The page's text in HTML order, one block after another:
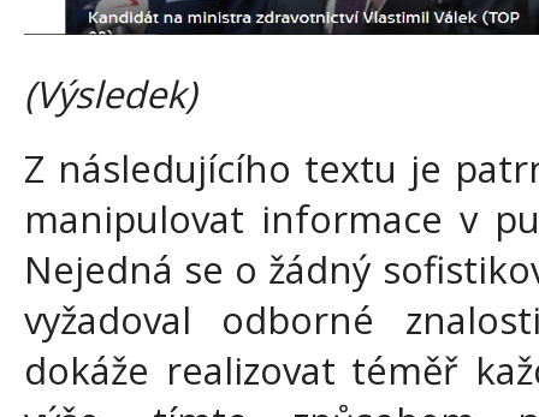
(Výsledek)
Z následujícího textu je
manipulovat informace v
Nejedná se o žádný
vyžadoval odborné
dokáže realizovat téměř